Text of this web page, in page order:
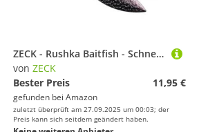
ZECK - Rushka Baitfish - Schnellwechsel-Underspin - 12,5g
von ZECK
Bester Preis
11,95 €
gefunden bei Amazon
zuletzt überprüft am 27.09.2025 um 00:03; der
Preis kann sich seitdem geändert haben.